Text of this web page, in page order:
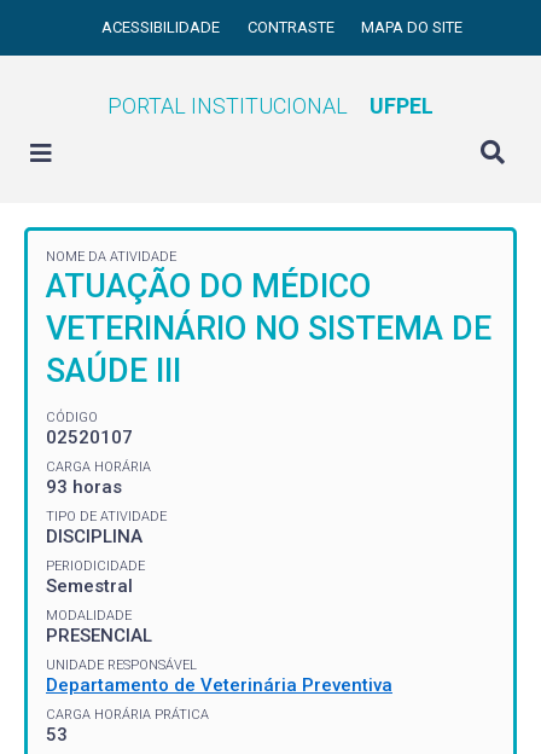
ACESSIBILIDADE CONTRASTE MAPA DO SITE
PORTAL INSTITUCIONAL UFPEL
NOME DA ATIVIDADE
ATUAÇÃO DO MÉDICO
VETERINÁRIO NO SISTEMA DE
SAÚDE III
CÓDIGO
02520107
CARGA HORÁRIA
93 horas
TIPO DE ATIVIDADE
DISCIPLINA
PERIODICIDADE
Semestral
MODALIDADE
PRESENCIAL
UNIDADE RESPONSÁVEL
Departamento de Veterinária Preventiva
CARGA HORÁRIA PRÁTICA
53